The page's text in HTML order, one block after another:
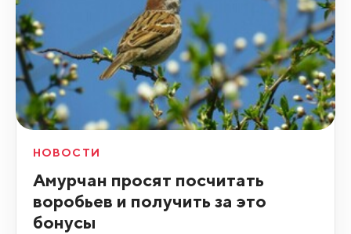
НОВОСТИ
Амурчан просят посчитать
воробьев и получить за это
бонусы